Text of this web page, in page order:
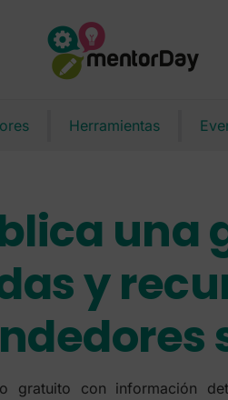
Herramientas
una
y
gratuito con información